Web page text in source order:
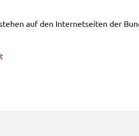
auf den Inter­net­sei­ten der